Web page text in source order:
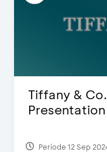
Collection
Penawaran